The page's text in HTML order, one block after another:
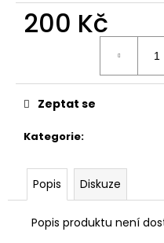
200 Kč
Kategorie:
Zeptat se
Popis Diskuze
Popis produktu není